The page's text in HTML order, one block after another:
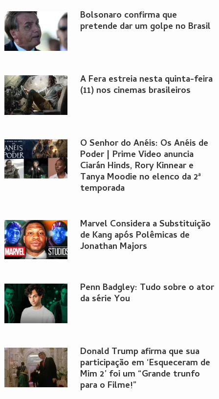
Bolsonaro confirma que
pretende dar um golpe no Brasil
A Fera estreia nesta quinta-feira
(11) nos cinemas brasileiros
O Senhor do Anéis: Os Anéis de
Poder | Prime Video anuncia
Ciarán Hinds, Rory Kinnear e
Tanya Moodie no elenco da 2ª
temporada
Marvel Considera a Substituição
de Kang após Polêmicas de
Jonathan Majors
Penn Badgley: Tudo sobre o ator
da série You
Donald Trump afirma que sua
participação em ‘Esqueceram de
Mim 2’ foi um “Grande trunfo
para o Filme!”